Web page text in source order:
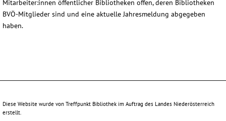
Mitarbeiter:innen öffentlicher Bibliotheken offen, deren Bibliotheken
BVÖ-Mitglieder sind und eine aktuelle Jahresmeldung abgegeben
haben.
Diese Website wurde von Treffpunkt Bibliothek im Auftrag des Landes Niederösterreich
erstellt.